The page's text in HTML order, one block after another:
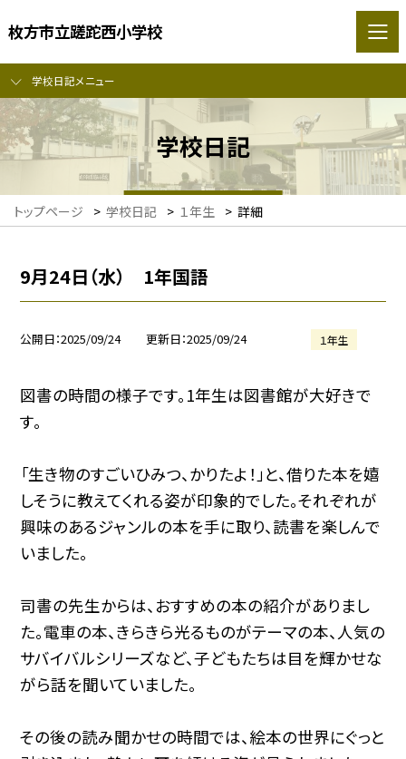
枚方市立蹉跎西小学校
学校日記メニュー
学校日記
トップページ > 学校日記 > １年生 > 詳細
9月24日（水） 1年国語
公開日 2025/09/24 更新日 2025/09/24 １年生
図書の時間の様子です。1年生は図書館が大好きで
す。
「生き物のすごいひみつ、かりたよ！」と、借りた本を嬉
しそうに教えてくれる姿が印象的でした。それぞれが
興味のあるジャンルの本を手に取り、読書を楽しんで
いました。
司書の先生からは、おすすめの本の紹介がありまし
た。電車の本、きらきら光るものがテーマの本、人気の
サバイバルシリーズなど、子どもたちは目を輝かせな
がら話を聞いていました。
その後の読み聞かせの時間では、絵本の世界にぐっと